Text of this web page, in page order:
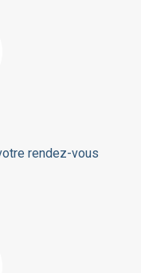
rendez-vous